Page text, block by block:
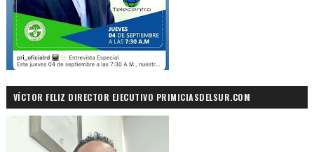
VÍCTOR FELIZ DIRECTOR EJECUTIVO PRIMICIASDELSUR.COM